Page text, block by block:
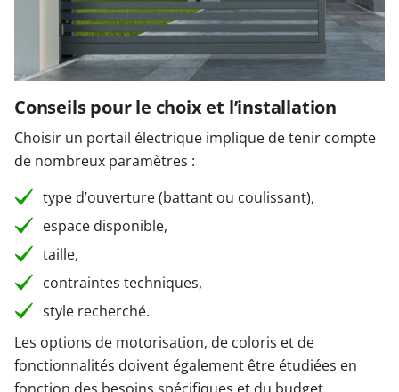
Conseils pour le choix et l’installation
Choisir un portail électrique implique de tenir compte
de nombreux paramètres :
type d’ouverture (battant ou coulissant),
espace disponible,
taille,
contraintes techniques,
style recherché.
Les options de motorisation, de coloris et de
fonctionnalités doivent également être étudiées en